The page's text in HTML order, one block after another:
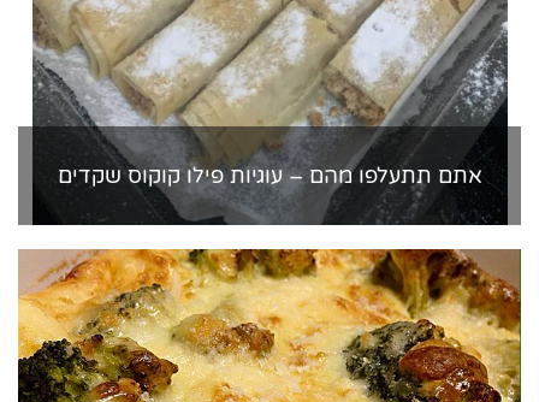
אתם תתעלפו מהם – עוגיות פילו קוקוס שקדים